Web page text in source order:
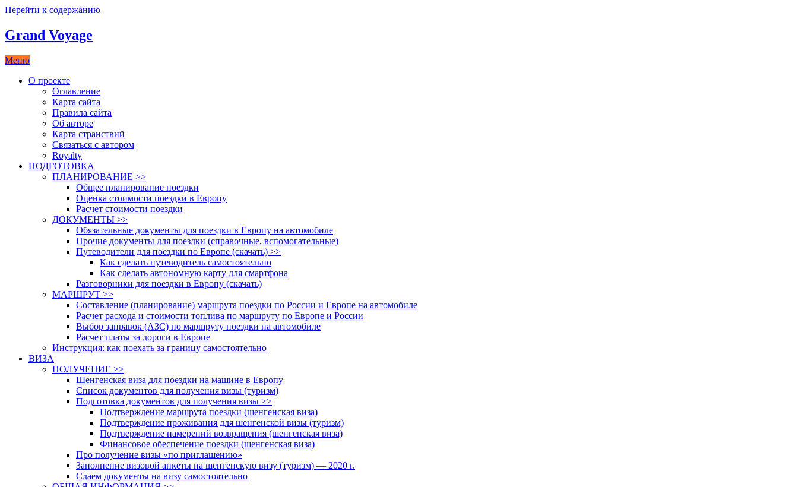
Перейти к содержанию
Grand Voyage
Меню
О проекте
Оглавление
Карта сайта
Правила сайта
Об авторе
Карта странствий
Связаться с автором
Royalty
ПОДГОТОВКА
ПЛАНИРОВАНИЕ >>
Общее планирование поездки
Оценка стоимости поездки в Европу
Расчет стоимости поездки
ДОКУМЕНТЫ >>
Обязательные документы для поездки в Европу на автомобиле
Прочие документы для поездки (справочные, вспомогательные)
Путеводители для поездки по Европе (скачать) >>
Как сделать путеводитель самостоятельно
Как сделать автономную карту для смартфона
Разговорники для поездки в Европу (скачать)
МАРШРУТ >>
Составление (планирование) маршрута поездки по России и Европе на автомобиле
Расчет расхода и стоимости топлива по маршруту по Европе и России
Выбор заправок (АЗС) по маршруту поездки на автомобиле
Расчет платы за дороги в Европе
Инструкция: как поехать за границу самостоятельно
ВИЗА
ПОЛУЧЕНИЕ >>
Шенгенская виза для поездки на машине в Европу
Список документов для получения визы (туризм)
Подготовка документов для получения визы >>
Подтверждение маршрута поездки (шенгенская виза)
Подтверждение проживания для шенгенской визы (туризм)
Подтверждение намерений возвращения (шенгенская виза)
Финансовое обеспечение поездки (шенгенская виза)
Про получение визы «по приглашению»
Заполнение визовой анкеты на шенгенскую визу (туризм) — 2020 г.
Сдаем документы на визу самостоятельно